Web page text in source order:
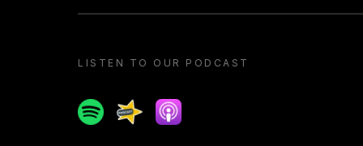
LISTEN TO OUR PODCAST
SpotifySpreakerApple podcast